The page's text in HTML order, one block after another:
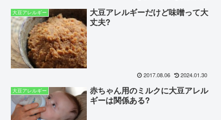
大豆アレルギー
大豆アレルギーだけど味噌って大
丈夫?
2017.08.06 2024.01.30
大豆アレルギー
赤ちゃん用のミルクに大豆アレル
ギーは関係ある?